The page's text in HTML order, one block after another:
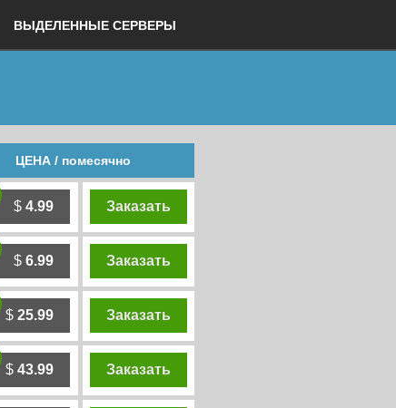
ВЫДЕЛЕННЫЕ СЕРВЕРЫ
ЦЕНА / помесячно
$ 4.99 Заказать
$ 6.99 Заказать
$ 25.99 Заказать
$ 43.99 Заказать